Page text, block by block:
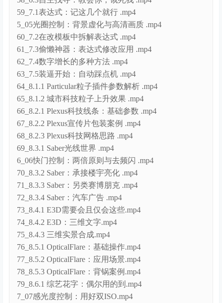
5_05光圈控制：背景虚化与高清画质 .mp4
60_7.2在改模板中拆解表达式 .mp4
61_7.3偷懒神器：表达式修改应用 .mp4
62_7.4数字增长的多种方法 .mp4
63_7.5装逼开始：自动踩点机 .mp4
64_8.1.1 Particular粒子插件参数解析 .mp4
65_8.1.2 城市科技粒子上升效果 .mp4
66_8.2.1 Plexus科技线条：基础参数 .mp4
67_8.2.2 Plexus宣传片包装案例 .mp4
68_8.2.3 Plexus科技网格思路 .mp4
69_8.3.1 Saber光线世界 .mp4
6_06快门控制：两倍原则与去频闪 .mp4
70_8.3.2 Saber：承接楼宇亮化 .mp4
71_8.3.3 Saber：另类赛博朋克 .mp4
72_8.3.4 Saber：汽车广告 .mp4
73_8.4.1 E3D需要会且仅会这些.mp4
74_8.4.2 E3D：三维文字.mp4
75_8.4.3 三维实景合成.mp4
76_8.5.1 OpticalFlare：基础操作.mp4
77_8.5.2 OpticalFlare：应用场景.mp4
78_8.5.3 OpticalFlare：背锅案例.mp4
79_8.6.1 综艺花字：偶尔用的到.mp4
7_07感光度控制：用好双ISO.mp4
80_8.6.2 动漫飞线：以备不时.mp4